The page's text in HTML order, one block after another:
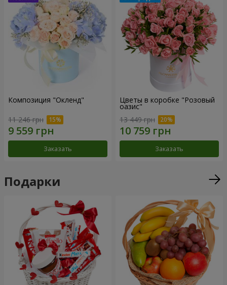
Композиция "Окленд"
11 246 грн
Заказать
Цветы в коробке "Розовый
оазис"
13 449 грн
Заказать
Подарки